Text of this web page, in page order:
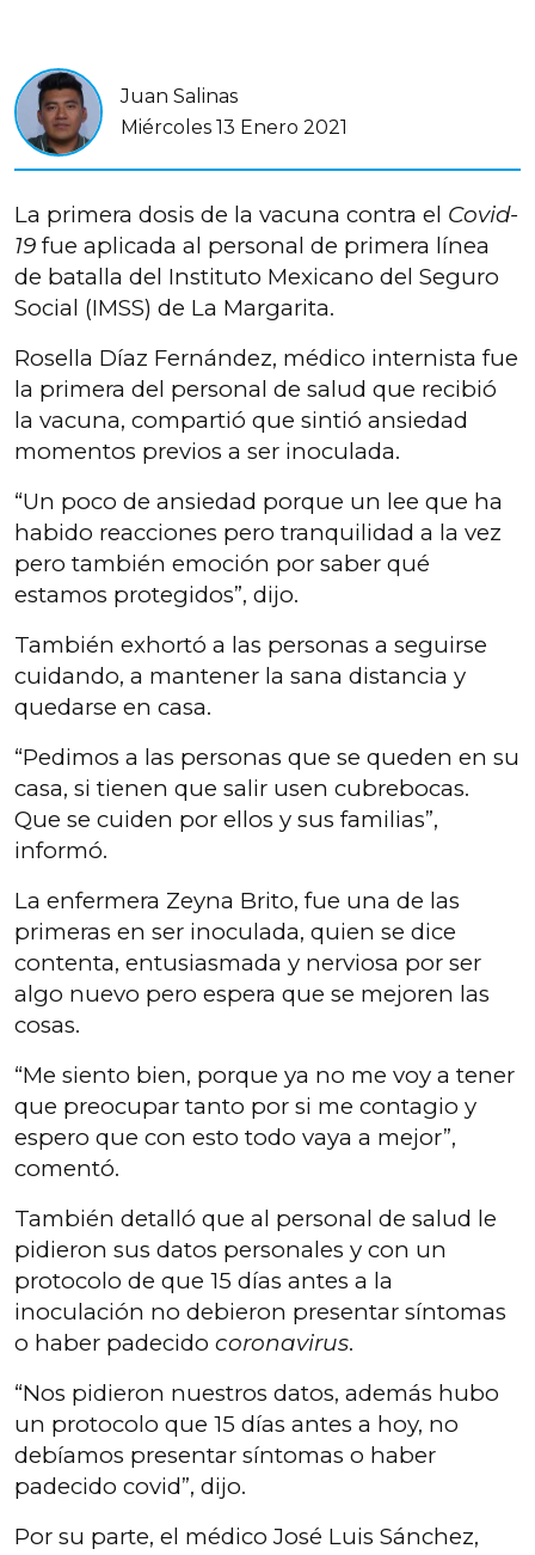
Juan Salinas
Miércoles 13 Enero 2021
La primera dosis de la vacuna contra el Covid-
19 fue aplicada al personal de primera línea
de batalla del Instituto Mexicano del Seguro
Social (IMSS) de La Margarita.
Rosella Díaz Fernández, médico internista fue
la primera del personal de salud que recibió
la vacuna, compartió que sintió ansiedad
momentos previos a ser inoculada.
“Un poco de ansiedad porque un lee que ha
habido reacciones pero tranquilidad a la vez
pero también emoción por saber qué
estamos protegidos”, dijo.
También exhortó a las personas a seguirse
cuidando, a mantener la sana distancia y
quedarse en casa.
“Pedimos a las personas que se queden en su
casa, si tienen que salir usen cubrebocas.
Que se cuiden por ellos y sus familias”,
informó.
La enfermera Zeyna Brito, fue una de las
primeras en ser inoculada, quien se dice
contenta, entusiasmada y nerviosa por ser
algo nuevo pero espera que se mejoren las
cosas.
“Me siento bien, porque ya no me voy a tener
que preocupar tanto por si me contagio y
espero que con esto todo vaya a mejor”,
comentó.
También detalló que al personal de salud le
pidieron sus datos personales y con un
protocolo de que 15 días antes a la
inoculación no debieron presentar síntomas
o haber padecido coronavirus.
“Nos pidieron nuestros datos, además hubo
un protocolo que 15 días antes a hoy, no
debíamos presentar síntomas o haber
padecido covid”, dijo.
Por su parte, el médico José Luis Sánchez,